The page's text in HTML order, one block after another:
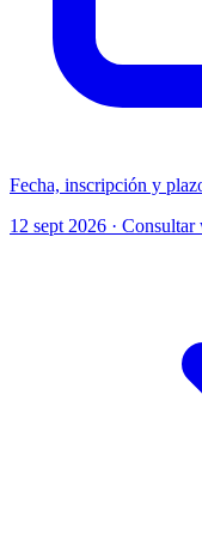
Fecha, inscripción y
12 sept 2026 ·